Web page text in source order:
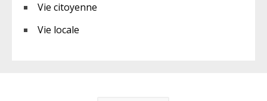
Vie citoyenne
Vie locale